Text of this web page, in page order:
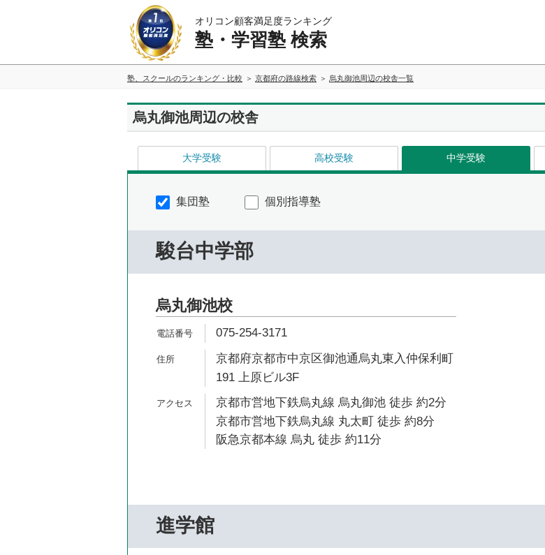
オリコン顧客満足度ランキング
塾・学習塾 検索
塾、スクールのランキング・比較 京都府の路線検索 烏丸御池周辺の校舎一覧
烏丸御池周辺の校舎
大学受験 高校受験 中学受験
集団塾 個別指導塾
駿台中学部
烏丸御池校
075-254-3171
京都府京都市中京区御池通烏丸東入仲保利町
191 上原ビル3F
京都市営地下鉄烏丸線 烏丸御池 徒歩 約2分
京都市営地下鉄烏丸線 丸太町 徒歩 約8分
阪急京都本線 烏丸 徒歩 約11分
進学館